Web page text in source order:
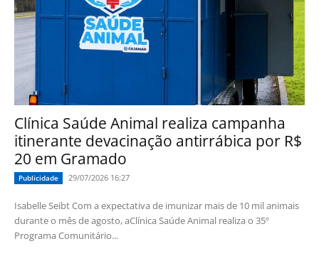
Clínica Saúde Animal realiza campanha
itinerante devacinação antirrábica por R$
20 em Gramado
Publicidade 29/07/2026 16:27
Isabelle Seibt Com a expectativa de imunizar mais de 10 mil animais
durante o mês de agosto, aClínica Saúde Animal realiza o 35º
Programa Comunitário...